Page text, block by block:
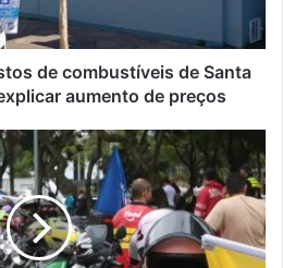
de combustíveis de Santa
aumento de preços